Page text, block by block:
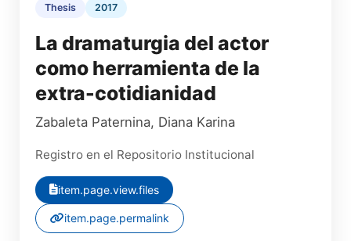
Thesis 2017
La dramaturgia del actor
como herramienta de la
extra-cotidianidad
Zabaleta Paternina, Diana Karina
Registro en el Repositorio Institucional
item.page.view.files
item.page.permalink